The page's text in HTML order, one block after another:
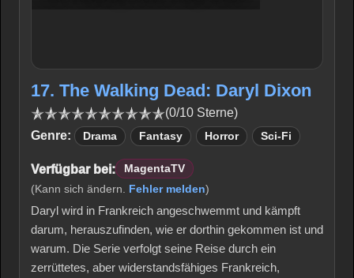
17. The Walking Dead: Daryl Dixon
(0/10 Sterne)
Genre:
Drama Fantasy Horror Sci-Fi
Verfügbar bei:
MagentaTV
(Kann sich ändern. Fehler melden)
Daryl wird in Frankreich angeschwemmt und kämpft
darum, herauszufinden, wie er dorthin gekommen ist und
warum. Die Serie verfolgt seine Reise durch ein
zerrüttetes, aber widerstandsfähiges Frankreich,